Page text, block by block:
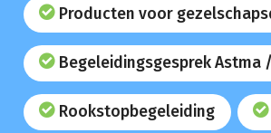
Producten voor
Begeleidingsgesprek Astma
Rookstopbegeleiding